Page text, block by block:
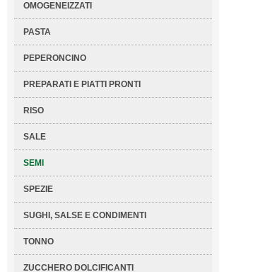
OMOGENEIZZATI
PASTA
PEPERONCINO
PREPARATI E PIATTI PRONTI
RISO
SALE
SEMI
SPEZIE
SUGHI, SALSE E CONDIMENTI
TONNO
ZUCCHERO DOLCIFICANTI